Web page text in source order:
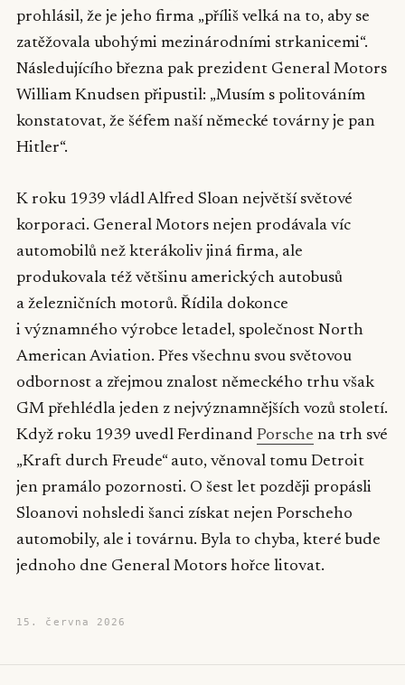
prohlásil, že je jeho firma „příliš velká na to, aby se
zatěžovala ubohými mezinárodními strkanicemi“.
Následujícího března pak prezident General Motors
William Knudsen připustil: „Musím s politováním
konstatovat, že šéfem naší německé továrny je pan
Hitler“.
K roku 1939 vládl Alfred Sloan největší světové
korporaci. General Motors nejen prodávala víc
automobilů než kterákoliv jiná firma, ale
produkovala též většinu amerických autobusů
a železničních motorů. Řídila dokonce
i významného výrobce letadel, společnost North
American Aviation. Přes všechnu svou světovou
odbornost a zřejmou znalost německého trhu však
GM přehlédla jeden z nejvýznamnějších vozů století.
Když roku 1939 uvedl Ferdinand Porsche na trh své
„Kraft durch Freude“ auto, věnoval tomu Detroit
jen pramálo pozornosti. O šest let později propásli
Sloanovi nohsledi šanci získat nejen Porscheho
automobily, ale i továrnu. Byla to chyba, které bude
jednoho dne General Motors hořce litovat.
15. června 2026